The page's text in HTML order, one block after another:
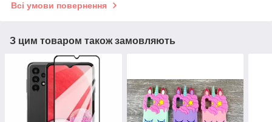
Всі умови повернення
З цим товаром також замовляють